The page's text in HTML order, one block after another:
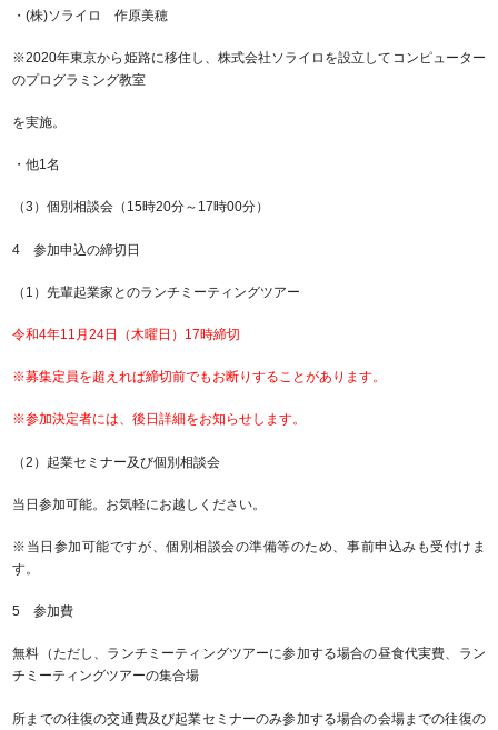
・(株)ソライロ 作原美穂
※2020年東京から姫路に移住し、株式会社ソライロを設立してコンピューター
のプログラミング教室
を実施。
・他1名
（3）個別相談会（15時20分～17時00分）
4 参加申込の締切日
（1）先輩起業家とのランチミーティングツアー
令和4年11月24日（木曜日）17時締切
※募集定員を超えれば締切前でもお断りすることがあります。
※参加決定者には、後日詳細をお知らせします。
（2）起業セミナー及び個別相談会
当日参加可能。お気軽にお越しください。
※当日参加可能ですが、個別相談会の準備等のため、事前申込みも受付けま
す。
5 参加費
無料（ただし、ランチミーティングツアーに参加する場合の昼食代実費、ラン
チミーティングツアーの集合場
所までの往復の交通費及び起業セミナーのみ参加する場合の会場までの往復の